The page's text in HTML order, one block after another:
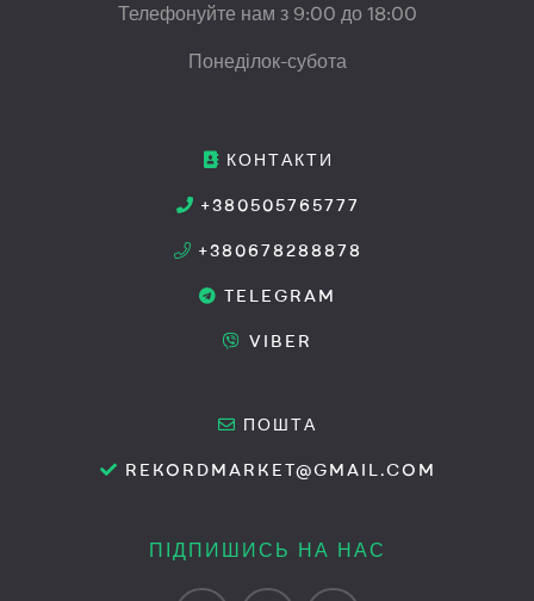
Телефонуйте нам з 9:00 до 18:00
Понеділок-субота
КОНТАКТИ
+380505765777
+380678288878
TELEGRAM
VIBER
ПОШТА
REKORDMARKET@GMAIL.COM
ПІДПИШИСЬ НА НАС